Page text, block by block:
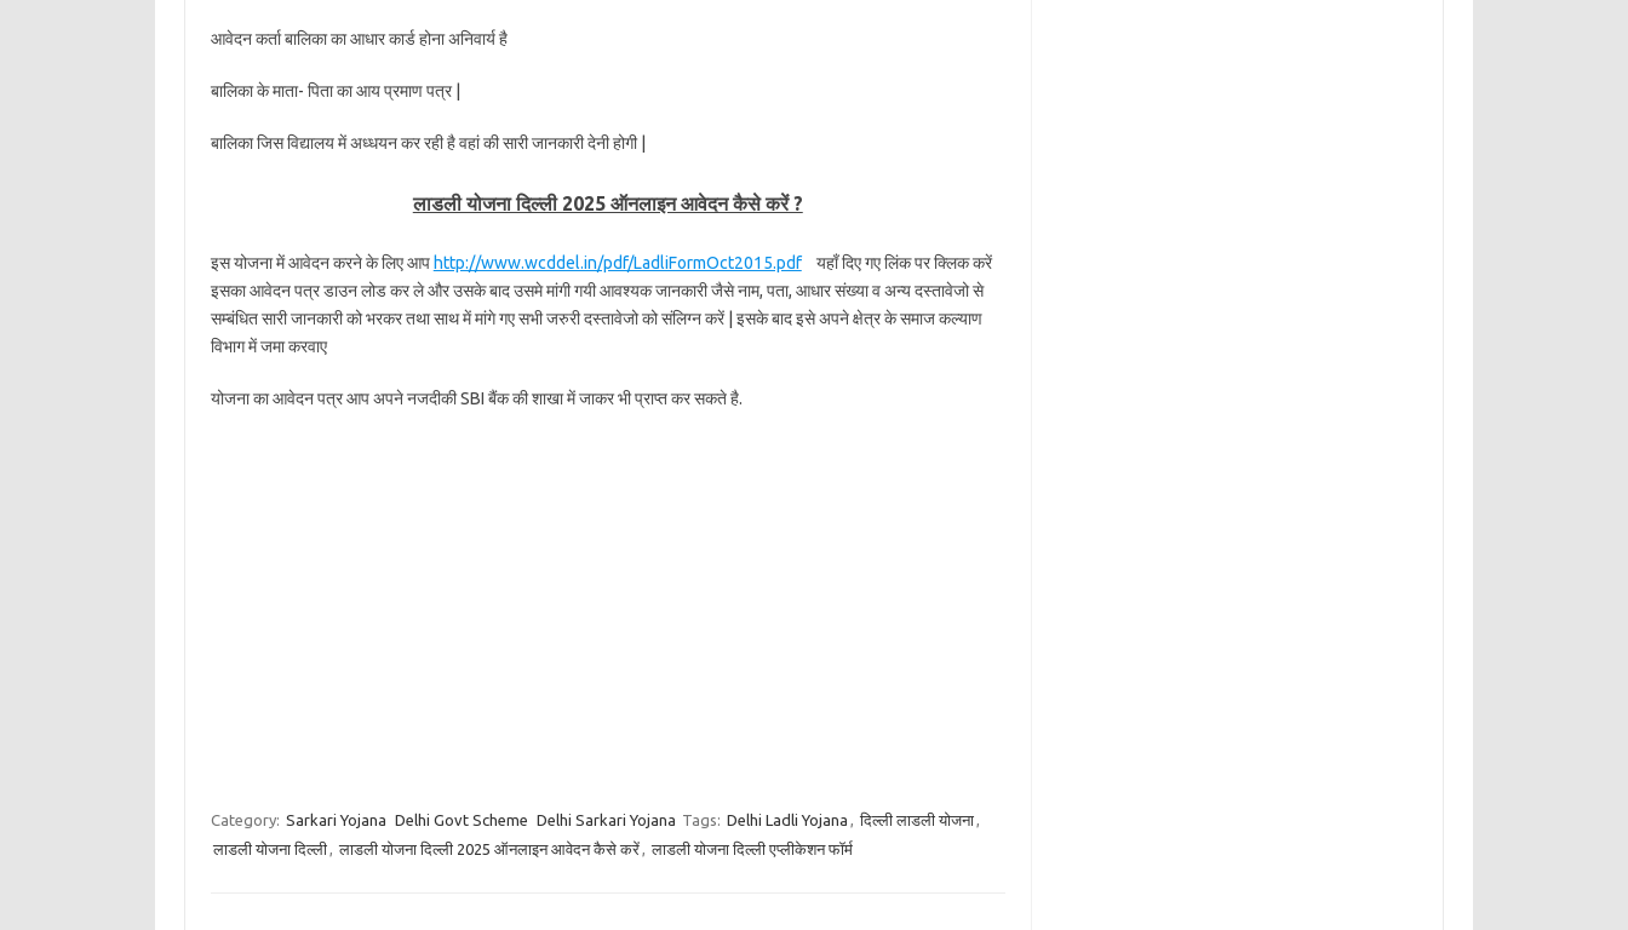
आवेदन कर्ता बालिका का आधार कार्ड होना अनिवार्य है
बालिका के माता- पिता का आय प्रमाण पत्र |
बालिका जिस विद्यालय में अध्धयन कर रही है वहां की सारी जानकारी देनी होगी |
लाडली योजना दिल्ली 2025 ऑनलाइन आवेदन कैसे करें ?
इस योजना में आवेदन करने के लिए आप http://www.wcddel.in/pdf/LadliFormOct2015.pdfयहाँ दिए गए लिंक पर क्लिक करें
इसका आवेदन पत्र डाउन लोड कर ले और उसके बाद उसमे मांगी गयी आवश्यक जानकारी जैसे नाम, पता, आधार संख्या व अन्य दस्तावेजो से
सम्बंधित सारी जानकारी को भरकर तथा साथ में मांगे गए सभी जरुरी दस्तावेजो को संलिग्न करें | इसके बाद इसे अपने क्षेत्र के समाज कल्याण
विभाग में जमा करवाए
योजना का आवेदन पत्र आप अपने नजदीकी SBI बैंक की शाखा में जाकर भी प्राप्त कर सकते है.
Category: Sarkari Yojana Delhi Govt Scheme Delhi Sarkari Yojana Tags: Delhi Ladli Yojana , दिल्ली लाडली योजना,
लाडली योजना दिल्ली, लाडली योजना दिल्ली 2025 ऑनलाइन आवेदन कैसे करें, लाडली योजना दिल्ली एप्लीकेशन फॉर्म